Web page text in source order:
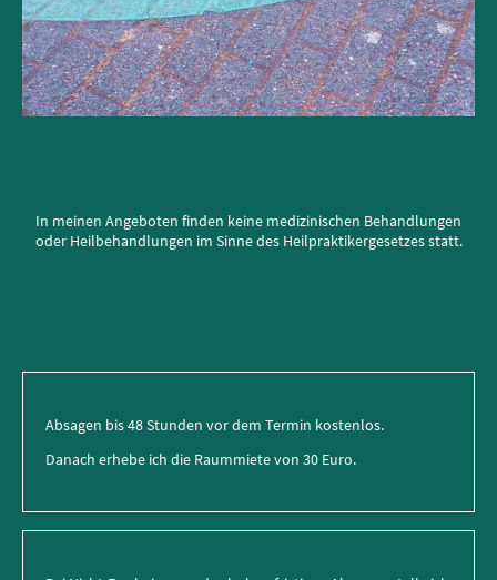
In meinen Angeboten finden keine medizinischen Behandlungen
oder Heilbehandlungen im Sinne des Heilpraktikergesetzes statt.
Absagen bis 48 Stunden vor dem Termin kostenlos.
Danach erhebe ich die Raummiete von 30 Euro.